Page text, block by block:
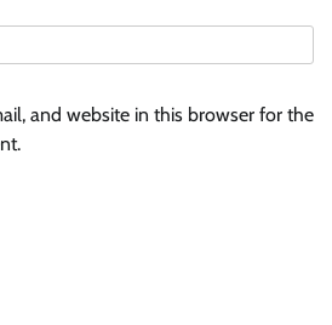
and website in this browser for the